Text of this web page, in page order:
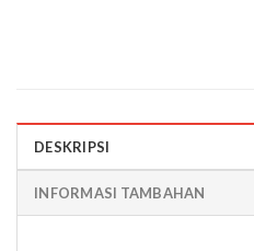
DESKRIPSI
INFORMASI TAMBAHAN